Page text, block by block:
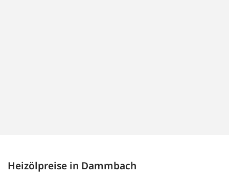
Heizölpreise in Dammbach